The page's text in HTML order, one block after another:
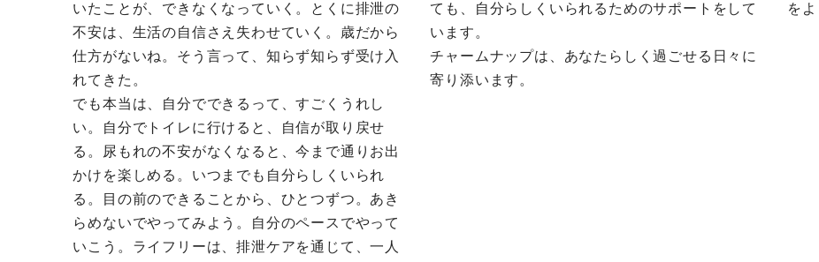
いたことが、できなくなっていく。とくに排泄の
不安は、生活の自信さえ失わせていく。歳だから
仕方がないね。そう言って、知らず知らず受け入
れてきた。
でも本当は、自分でできるって、すごくうれし
い。自分でトイレに行けると、自信が取り戻せ
る。尿もれの不安がなくなると、今まで通りお出
かけを楽しめる。いつまでも自分らしくいられ
る。目の前のできることから、ひとつずつ。あき
らめないでやってみよう。自分のペースでやって
いこう。ライフリーは、排泄ケアを通じて、一人
ても、自分らしくいられるためのサポートをして
います。
チャームナップは、あなたらしく過ごせる日々に
寄り添います。
を